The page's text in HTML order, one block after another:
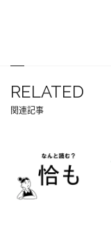
RELATED
関連記事